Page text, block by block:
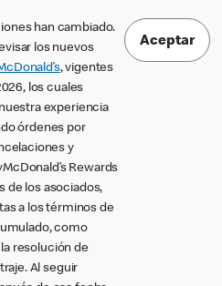
han cambiado.
los nuevos
, vigentes
los cuales
experiencia
órdenes por
y
Rewards
de los asociados,
a los términos de
como
resolución de
Al seguir
Aceptar